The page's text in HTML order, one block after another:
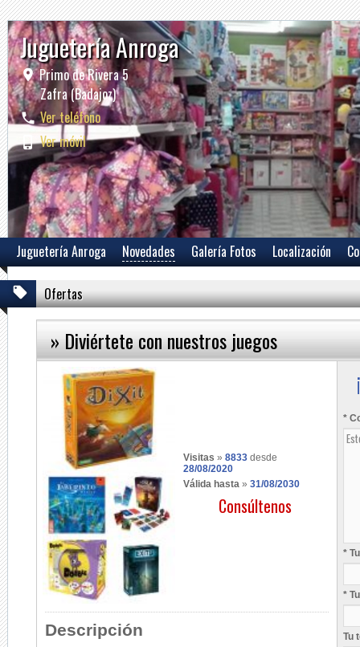
Juguetería Anroga
Primo de Rivera 5
Zafra (Badajoz)
Ver teléfono
Ver móvil
Juguetería Anroga Novedades Galería Fotos Localización
Ofertas
» Diviértete con nuestros juegos
Visitas » 8833 desde
28/08/2020
Válida hasta » 31/08/2030
Consúltenos
Descripción
*
*
*
Tu